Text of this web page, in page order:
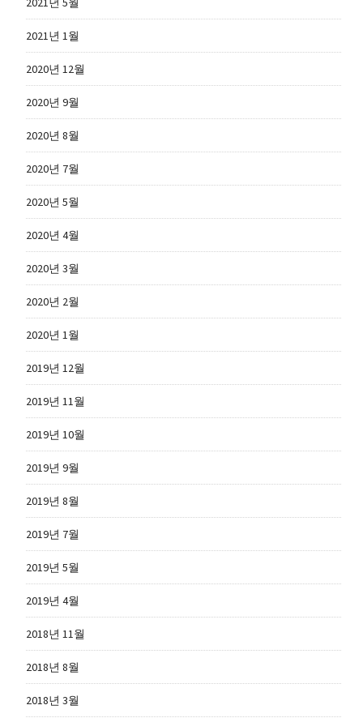
2021년 1월
2020년 12월
2020년 9월
2020년 8월
2020년 7월
2020년 5월
2020년 4월
2020년 3월
2020년 2월
2020년 1월
2019년 12월
2019년 11월
2019년 10월
2019년 9월
2019년 8월
2019년 7월
2019년 5월
2019년 4월
2018년 11월
2018년 8월
2018년 3월